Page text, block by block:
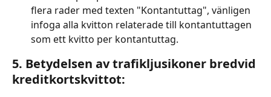
flera rader med texten "Kontantuttag", vänligen
infoga alla kvitton relaterade till kontantuttagen
som ett kvitto per kontantuttag.
5. Betydelsen av trafikljusikoner bredvid
kreditkortskvittot: